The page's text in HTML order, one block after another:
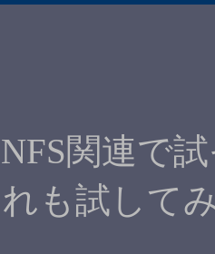
関連で
も試して